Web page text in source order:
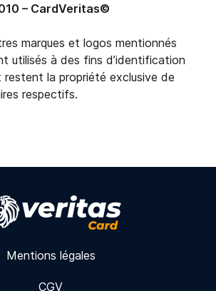
– CardVeritas©
marques et logos mentionnés
utilisés à des fins d’identification
restent la propriété exclusive de
respectifs.
Mentions légales
CGV